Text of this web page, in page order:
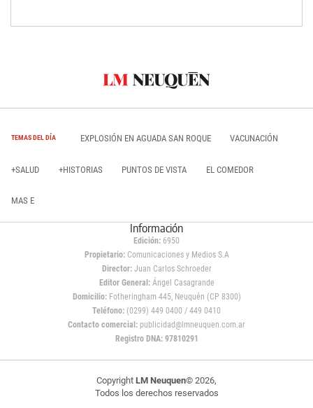
TEMAS DEL DÍA EXPLOSIÓN EN AGUADA SAN ROQUE VACUNACIÓN
+SALUD +HISTORIAS PUNTOS DE VISTA EL COMEDOR
MAS E
Información
Edición: 6950
Propietario:Comunicaciones y Medios S.A
Director: Juan Carlos Schroeder
Editor General:Ángel Casagrande
Domicilio:Fotheringham 445, Neuquén (CP 8300)
Teléfono: (0299) 449 0400 / 449 0410
Contacto comercial: publicidad@lmneuquen.com.ar
Registro DNA: 97810291
Copyright LM Neuquen© 2026,
Todos los derechos reservados